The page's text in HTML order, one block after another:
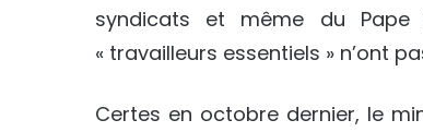
syndicats et même du
« travailleurs essentiels » n’ont
Certes en octobre dernier, le